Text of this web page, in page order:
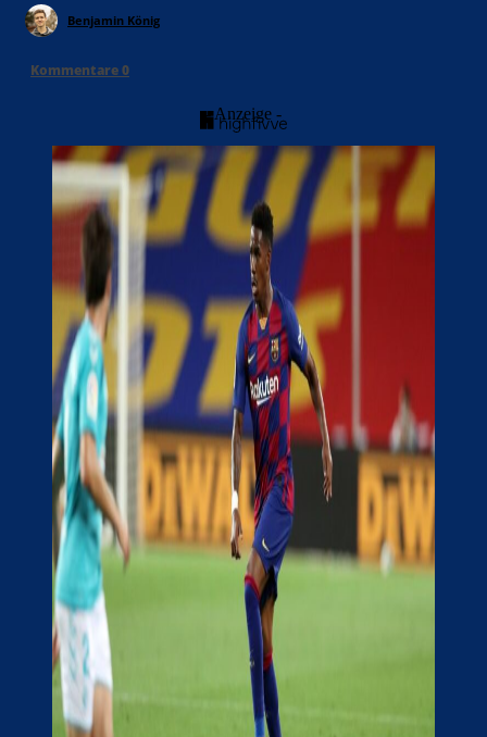
Benjamin König
Kommentare0
- Anzeige -